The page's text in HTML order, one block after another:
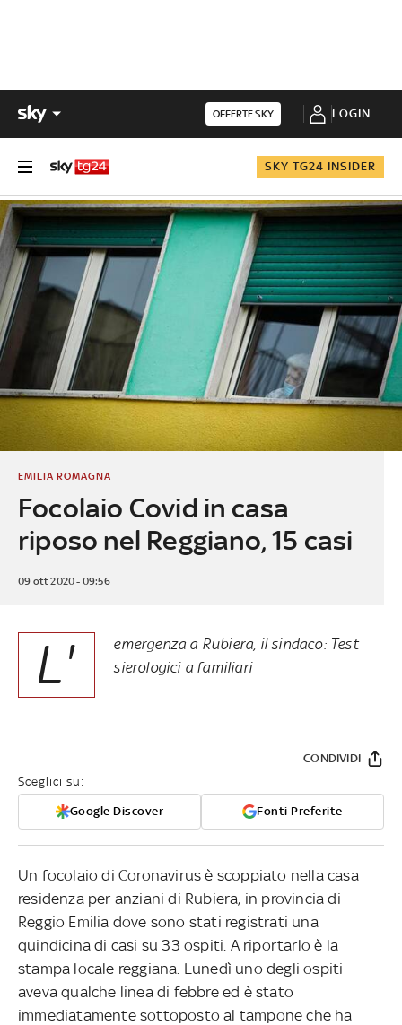
OFFERTE SKY LOGIN
SKY TG24 INSIDER
Focolaio Covid in casa
riposo nel Reggiano, 15 casi
EMILIA ROMAGNA
09 ott 2020 - 09:56
L'
emergenza a Rubiera, il sindaco: Test
sierologici a familiari
Sceglici su:
Google Discover Fonti Preferite
CONDIVIDI
Un focolaio di Coronavirus è scoppiato nella casa
residenza per anziani di Rubiera, in provincia di
Reggio Emilia dove sono stati registrati una
quindicina di casi su 33 ospiti. A riportarlo è la
stampa locale reggiana. Lunedì uno degli ospiti
aveva qualche linea di febbre ed è stato
immediatamente sottoposto al tampone che ha